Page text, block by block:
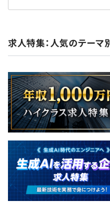
求人特集：人気のテーマ